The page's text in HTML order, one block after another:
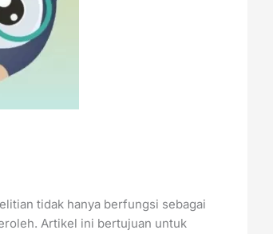
tidak hanya berfungsi sebagai
Artikel ini bertujuan untuk